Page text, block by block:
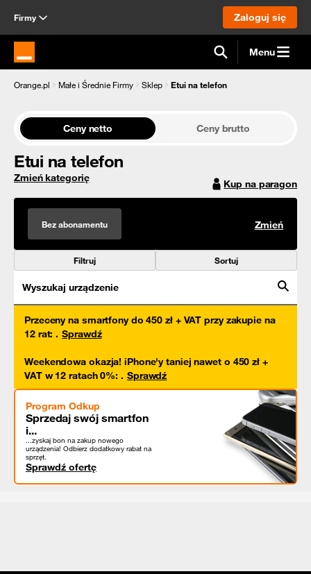
Firmy Zaloguj się
Strona główna Orange.pl Menu
Orange.pl Małe i Średnie Firmy Sklep Etui na telefon
Ceny netto Ceny brutto
Etui na telefon
Zmień kategorię Kup na paragon
Bez abonamentu Zmień
Filtruj Sortuj
Wyszukaj urządzenie
Przeceny na smartfony do 450 zł + VAT przy zakupie na
12 rat: . Sprawdź
Weekendowa okazja! iPhone'y taniej nawet o 450 zł +
VAT w 12 ratach 0%: . Sprawdź
Program Odkup
Sprzedaj swój smartfon
i...
...zyskaj bon na zakup nowego
urządzenia! Odbierz dodatkowy rabat na
sprzęt.
Sprawdź ofertę